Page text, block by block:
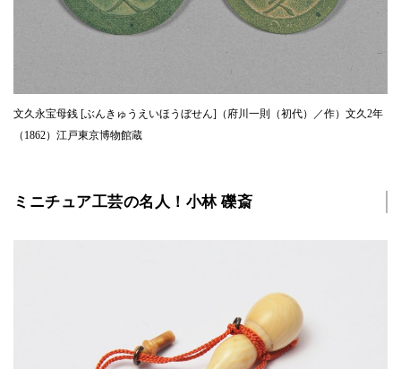
文久永宝母銭 [ぶんきゅうえいほうぼせん]（府川一則（初代）／作）文久2年
（1862）江戸東京博物館蔵
ミニチュア工芸の名人！小林 礫斎